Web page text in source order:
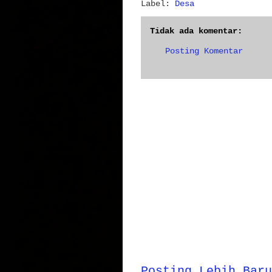
Label: Desa
Tidak ada komentar:
Posting Komentar